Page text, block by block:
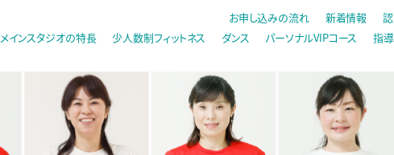
メインスタジオの特長 少人数制フィットネス ダンス パーソナルVIPコース 指
お申し込みの流れ 新着情報